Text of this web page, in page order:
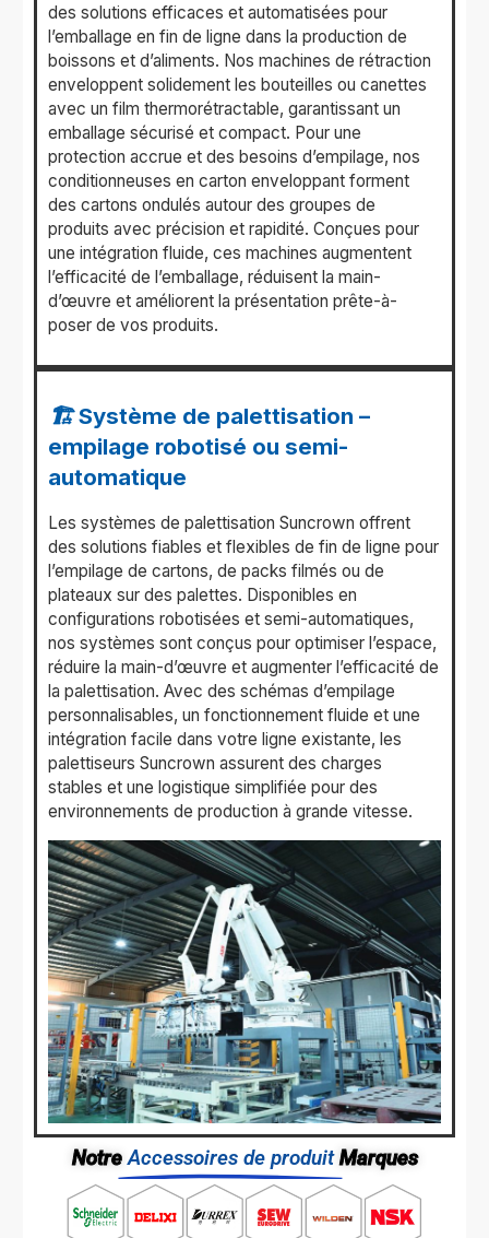
des solutions efficaces et automatisées pour
l’emballage en fin de ligne dans la production de
boissons et d’aliments. Nos machines de rétraction
enveloppent solidement les bouteilles ou canettes
avec un film thermorétractable, garantissant un
emballage sécurisé et compact. Pour une
protection accrue et des besoins d’empilage, nos
conditionneuses en carton enveloppant forment
des cartons ondulés autour des groupes de
produits avec précision et rapidité. Conçues pour
une intégration fluide, ces machines augmentent
l’efficacité de l’emballage, réduisent la main-
d’œuvre et améliorent la présentation prête-à-
poser de vos produits.
🏗️ Système de palettisation –
empilage robotisé ou semi-
automatique
Les systèmes de palettisation Suncrown offrent
des solutions fiables et flexibles de fin de ligne pour
l’empilage de cartons, de packs filmés ou de
plateaux sur des palettes. Disponibles en
configurations robotisées et semi-automatiques,
nos systèmes sont conçus pour optimiser l’espace,
réduire la main-d’œuvre et augmenter l’efficacité de
la palettisation. Avec des schémas d’empilage
personnalisables, un fonctionnement fluide et une
intégration facile dans votre ligne existante, les
palettiseurs Suncrown assurent des charges
stables et une logistique simplifiée pour des
environnements de production à grande vitesse.
Notre Accessoires de produit Marques